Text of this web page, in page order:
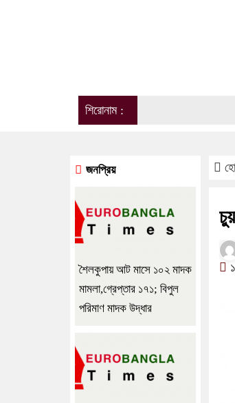
শিরোনাম :
জনপ্রিয়
শৈলকুপায় আট মাসে ১০২ মাদক
মামলা,গ্রেপ্তার ১৭১; বিপুল
পরিমাণ মাদক উদ্ধার